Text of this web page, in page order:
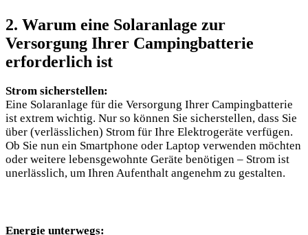
2. Warum eine Solaranlage zur
Versorgung Ihrer Campingbatterie
erforderlich ist
Strom ⁣sicherstellen:
Eine⁤ Solaranlage für​ die Versorgung Ihrer Campingbatterie
ist extrem wichtig. Nur so können Sie ⁤sicherstellen, dass Sie
über (verlässlichen) Strom für Ihre Elektrogeräte⁤ verfügen.
Ob Sie‌ nun ein Smartphone oder Laptop verwenden‍ möchten
oder ⁣weitere lebensgewohnte Geräte benötigen – Strom ist
unerlässlich, um Ihren Aufenthalt⁤ angenehm ​zu ‌gestalten.
Energie unterwegs: